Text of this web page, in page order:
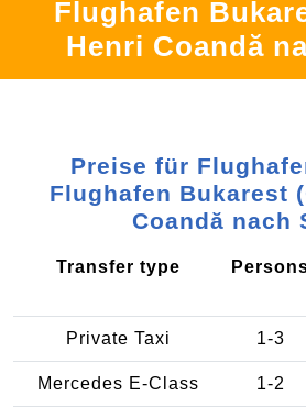
Flughafen
Henri Coandă
Preise für
Flughafen Bukarest
Coandă nach
Transfer type
Private Taxi 1-3
Mercedes E-Class 1-2